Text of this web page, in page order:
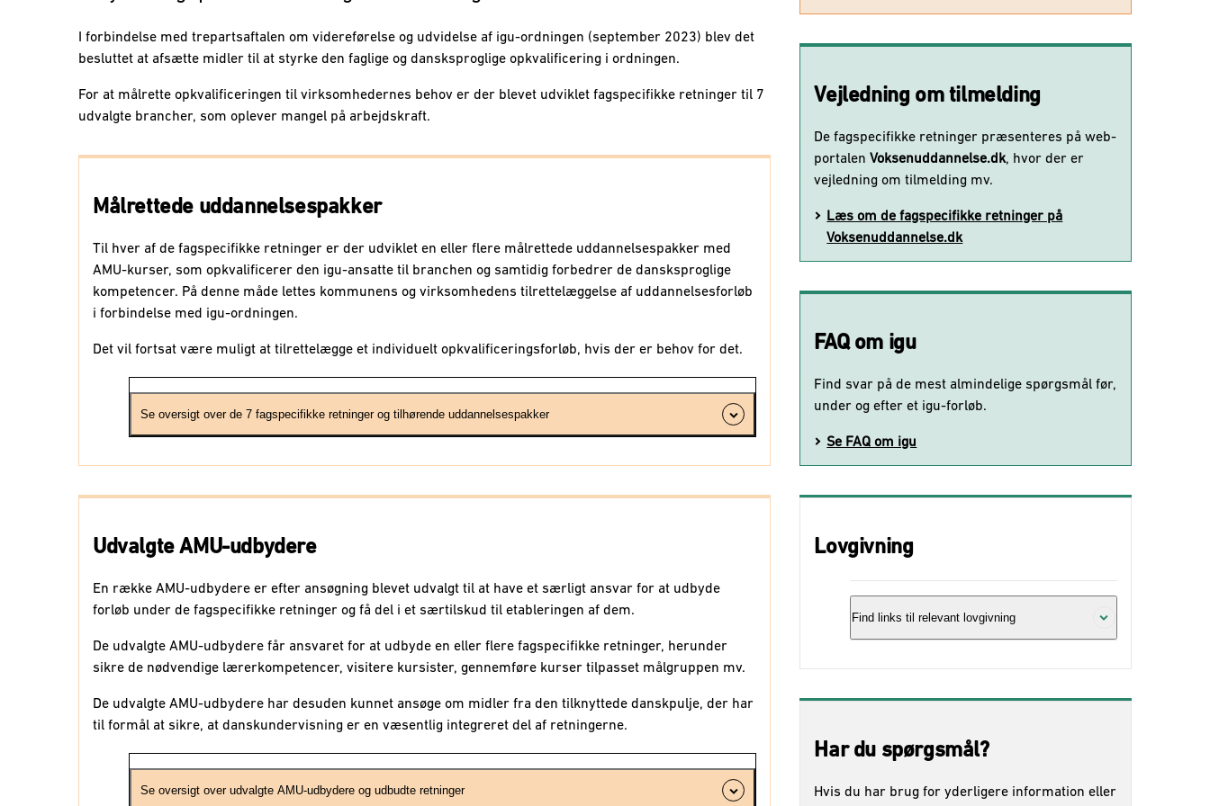
I forbindelse med trepartsaftalen om videreførelse og udvidelse af igu-ordningen (september 2023) blev det
besluttet at afsætte midler til at styrke den faglige og dansksproglige opkvalificering i ordningen.
For at målrette opkvalificeringen til virksomhedernes behov er der blevet udviklet fagspecifikke retninger til 7
udvalgte brancher, som oplever mangel på arbejdskraft.
Målrettede uddannelsespakker
Til hver af de fagspecifikke retninger er der udviklet en eller flere målrettede uddannelsespakker med
AMU-kurser, som opkvalificerer den igu-ansatte til branchen og samtidig forbedrer de dansksproglige
kompetencer. På denne måde lettes kommunens og virksomhedens tilrettelæggelse af uddannelsesforløb
i forbindelse med igu-ordningen.
Det vil fortsat være muligt at tilrettelægge et individuelt opkvalificeringsforløb, hvis der er behov for det.
Se oversigt over de 7 fagspecifikke retninger og tilhørende uddannelsespakker
Retning Uddannelsespakke
restauration
Læs om forløbetKøkken og restauration på Voksenuddannelse.dk
Industri
Grundpakke: Basale kompetencer i forhold til industriel
produktion
Tilvalgspakke a: Samarbejde i produktionen
Tilvalgspakke b: Digitale kompetencer i produktionen
Læs om forløbetIndustripå Voksenuddannelse.dk
Udvalgte AMU-udbydere
En række AMU-udbydere er efter ansøgning blevet udvalgt til at have et særligt ansvar for at udbyde
forløb under de fagspecifikke retninger og få del i et særtilskud til etableringen af dem.
De udvalgte AMU-udbydere får ansvaret for at udbyde en eller flere fagspecifikke retninger, herunder
sikre de nødvendige lærerkompetencer, visitere kursister, gennemføre kurser tilpasset målgruppen mv.
De udvalgte AMU-udbydere har desuden kunnet ansøge om midler fra den tilknyttede danskpulje, der har
til formål at sikre, at danskundervisning er en væsentlig integreret del af retningerne.
Se oversigt over udvalgte AMU-udbydere og udbudte retninger
Vejledning om tilmelding
De fagspecifikke retninger præsenteres på web-
portalenVoksenuddannelse.dk, hvor der er
vejledning om tilmelding mv.
Læs om de fagspecifikke retninger på
Voksenuddannelse.dk
FAQ om igu
Find svar på de mest almindelige spørgsmål før,
under og efter et igu-forløb.
Se FAQ om igu
Lovgivning
Find links til relevant lovgivning
Trepartsaftale om videreførelse og
udvidelse af igu, september 2023 (pdf)
Har du spørgsmål?
Hvis du har brug for yderligere information eller